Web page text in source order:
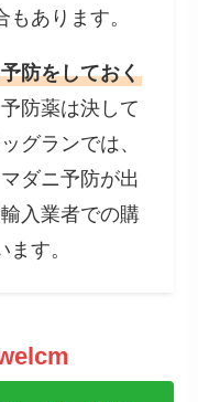
あります。
防をしておく
防薬は決して
グランでは、
ダニ予防が出
入業者での購
す。